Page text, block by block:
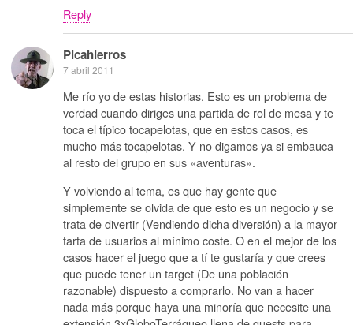
Reply
Picahierros
7 abril 2011
Me río yo de estas historias. Esto es un problema de
verdad cuando diriges una partida de rol de mesa y te
toca el típico tocapelotas, que en estos casos, es
mucho más tocapelotas. Y no digamos ya si embauca
al resto del grupo en sus «aventuras».
Y volviendo al tema, es que hay gente que
simplemente se olvida de que esto es un negocio y se
trata de divertir (Vendiendo dicha diversión) a la mayor
tarta de usuarios al mínimo coste. O en el mejor de los
casos hacer el juego que a tí te gustaría y que crees
que puede tener un target (De una población
razonable) dispuesto a comprarlo. No van a hacer
nada más porque haya una minoría que necesite una